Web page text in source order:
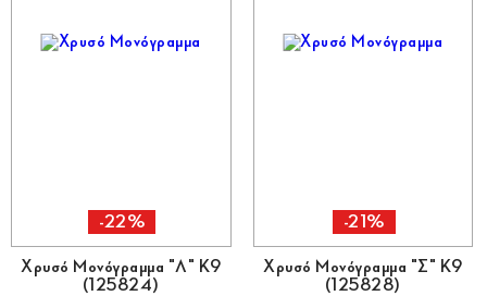
-22%
Χρυσό Μονόγραμμα "Λ" Κ9
(125824)
-21%
Χρυσό Μονόγραμμα "Σ" Κ9
(125828)